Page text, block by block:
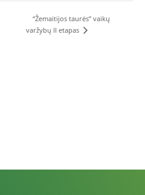
“Žemaitijos taurės” vaikų
varžybų II etapas